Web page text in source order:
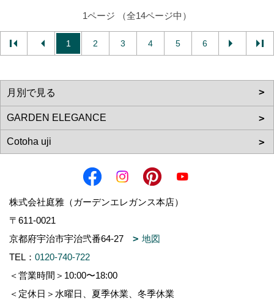
1ページ （全14ページ中）
1 2 3 4 5 6
株式会社庭雅（ガーデンエレガンス本店）
〒611-0021
京都府宇治市宇治弐番64-27
地図
TEL： 0120-740-722
＜営業時間＞10:00〜18:00
＜定休日＞水曜日、夏季休業、冬季休業